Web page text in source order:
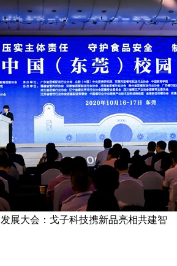
展大会：戈子科技携新品亮相共建智